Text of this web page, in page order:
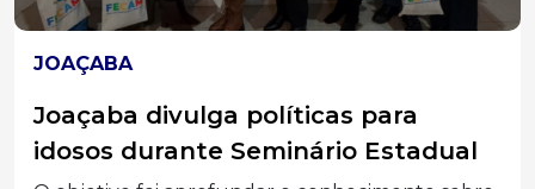
HERVAL D'OESTE
Polícia Militar cumpre mandado de
prisão por furto qualificado em